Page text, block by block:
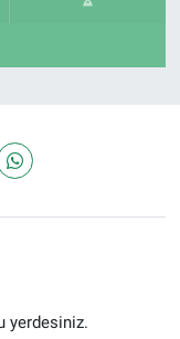
yerdesiniz.